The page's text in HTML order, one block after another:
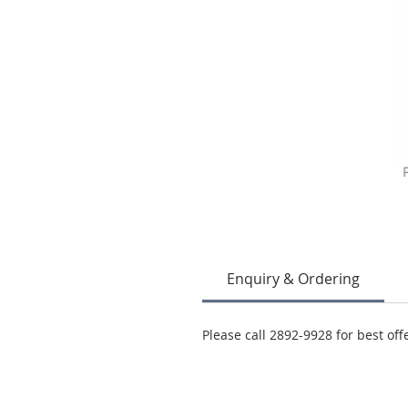
Enquiry & Ordering
Please call 2892-9928 for best